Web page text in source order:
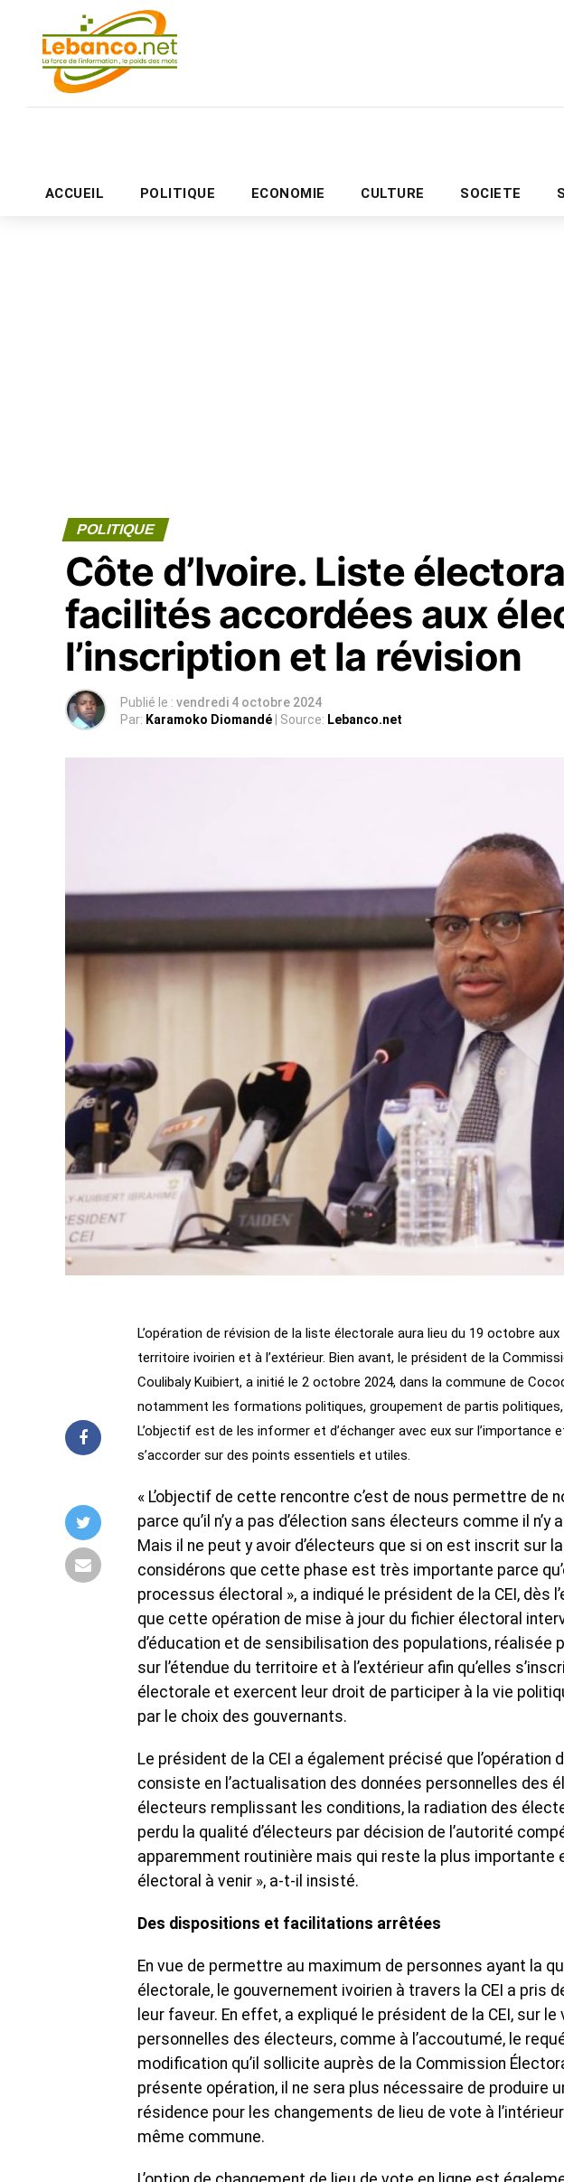
ACCUEIL POLITIQUE ECONOMIE CULTURE SOCIETE
POLITIQUE
Côte d’Ivoire. Liste
facilités accordées aux
l’inscription et la révision
Publié le : vendredi 4 octobre 2024
Par: Karamoko Diomandé | Source: Lebanco.net
L’opération de révision de la liste électorale aura lieu du 19 octobre
territoire ivoirien et à l’extérieur. Bien avant, le président de la
Coulibaly Kuibiert, a initié le 2 octobre 2024, dans la commune de
notamment les formations politiques, groupement de partis
L’objectif est de les informer et d’échanger avec eux sur
s’accorder sur des points essentiels et utiles.
« L’objectif de cette rencontre c’est de nous permettre
parce qu’il n’y a pas d’élection sans électeurs comme il
Mais il ne peut y avoir d’électeurs que si on est inscrit sur
considérons que cette phase est très importante parce
processus électoral », a indiqué le président de la CEI, dès
que cette opération de mise à jour du fichier électoral
d’éducation et de sensibilisation des populations, réalisée
sur l’étendue du territoire et à l’extérieur afin qu’elles
électorale et exercent leur droit de participer à la vie
par le choix des gouvernants.
Le président de la CEI a également précisé que
consiste en l’actualisation des données personnelles des
électeurs remplissant les conditions, la radiation des
perdu la qualité d’électeurs par décision de l’autorité
apparemment routinière mais qui reste la plus importante
électoral à venir », a-t-il insisté.
Des dispositions et facilitations arrêtées
En vue de permettre au maximum de personnes ayant la
électorale, le gouvernement ivoirien à travers la CEI a pris
leur faveur. En effet, a expliqué le président de la CEI, sur
personnelles des électeurs, comme à l’accoutumé, le
modification qu’il sollicite auprès de la Commission
présente opération, il ne sera plus nécessaire de produire
résidence pour les changements de lieu de vote à
même commune.